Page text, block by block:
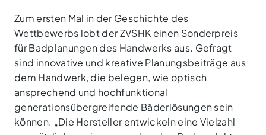
Zum ersten Mal in der Geschichte des
Wettbewerbs lobt der ZVSHK einen Sonderpreis
für Badplanungen des Handwerks aus. Gefragt
sind innovative und kreative Planungsbeiträge aus
dem Handwerk, die belegen, wie optisch
ansprechend und hochfunktional
generationsübergreifende Bäderlösungen sein
können. „Die Hersteller entwickeln eine Vielzahl